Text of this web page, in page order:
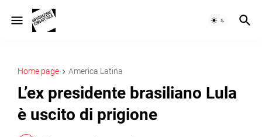
Home page America Latina
L’ex presidente brasiliano Lula
è uscito di prigione